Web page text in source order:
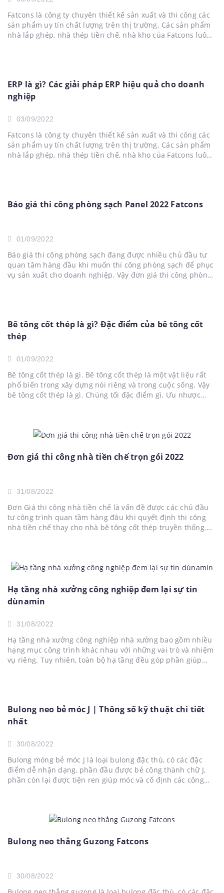
Fatcons là công ty chuyên thiết kế sản xuất và thi công các
sản phẩm uy tín chất lượng trên thị trường. Các sản phẩm
nhà lắp ghép, nhà thép tiền chế, nhà kho của Fatcons luôn
ERP là gì? Các giải pháp ERP hiệu quả cho doanh
nghiệp
03/09/2022
Fatcons là công ty chuyên thiết kế sản xuất và thi công các
sản phẩm uy tín chất lượng trên thị trường. Các sản phẩm
nhà lắp ghép, nhà thép tiền chế, nhà kho của Fatcons luôn
Báo giá thi công phòng sạch Panel 2022 Fatcons
01/09/2022
Báo giá thi công phòng sạch đang được nhiều chủ đầu tư
quan tâm hàng đầu khi muốn thi công phòng sạch để phục
vụ sản xuất cho doanh nghiệp. Vậy đơn giá thi công phòng
Bê tông cốt thép là gì? Đặc điểm của bê tông cốt
thép
01/09/2022
Bê tông cốt thép là gì. Bê tông cốt thép là một vật liệu rất
phổ biến trong xây dựng nói riêng và trong cuộc sống. Vậy
bê tông cốt thép là gì. Chúng tối đặc điểm gì. Ưu nhược
Đơn giá thi công nhà tiền chế trọn gói 2022
31/08/2022
Đơn Giá thi công nhà tiền chế là vấn đề được các chủ đầu
tư công trình quan tầm hàng đâu khi quyết định thi công
nhà tiền chế thay cho nhà bê tông cốt thép truyền thống.
Hạ tầng nhà xưởng công nghiệp đem lại sự tin
dùnamin
31/08/2022
Hạ tầng nhà xưởng công nghiệp nhà xưởng bao gồm nhiều
hạng mục công trình khác nhau với những vai trò và nhiệm
vụ riêng. Tuy nhiên, toàn bộ hạ tầng đều góp phần giúp
Bulong neo bẻ móc J | Thông số kỹ thuật chi tiết
nhất
30/08/2022
Bulong móng bẻ móc J là loại bulong đặc thù, có các đặc
điểm dễ nhận dạng, phần đầu được bẻ công thành chữ J,
phần còn lại được tiện ren giúp móc và cố định các công
Bulong neo thẳng Guzong Fatcons
30/08/2022